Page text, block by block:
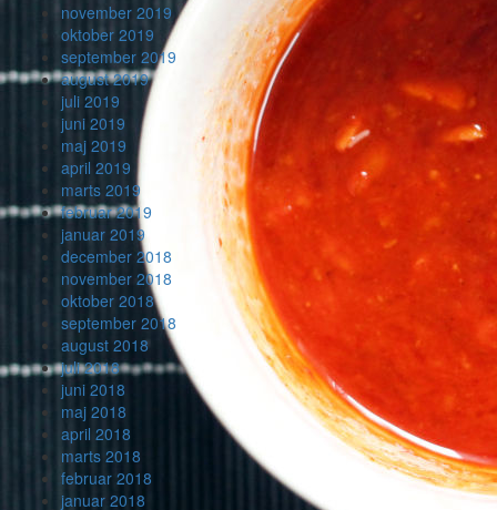
november 2019
oktober 2019
september 2019
august 2019
juli 2019
juni 2019
maj 2019
april 2019
marts 2019
februar 2019
januar 2019
december 2018
november 2018
oktober 2018
september 2018
august 2018
juli 2018
juni 2018
maj 2018
april 2018
marts 2018
februar 2018
januar 2018